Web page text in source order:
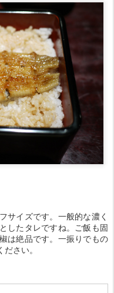
サイズです。一般的な濃く
したタレですね。ご飯も固
は絶品です。一振りでもの
さい。